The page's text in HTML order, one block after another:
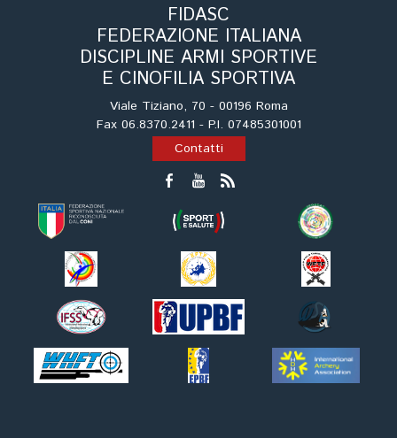
FIDASC
FEDERAZIONE ITALIANA
DISCIPLINE ARMI SPORTIVE
E CINOFILIA SPORTIVA
Viale Tiziano, 70 - 00196 Roma
Fax 06.8370.2411 - P.I. 07485301001
Contatti
Dog Trail
Dog Triathlon
Hoopers
Mantrailing
Nosework
Obedience
Rally Obedience
Retriever Sport
Ricerca Tartufo
Sheepdog
Sport acquatici
Treibball
Freestyle